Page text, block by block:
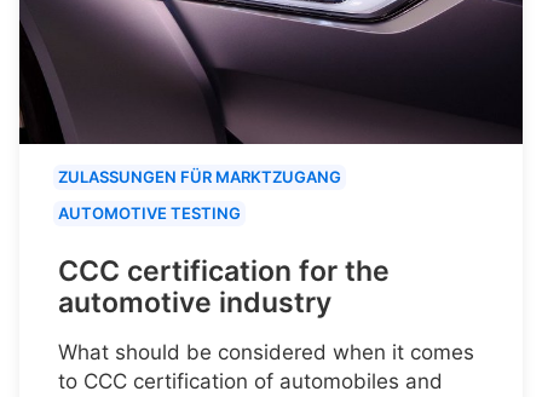
ZULASSUNGEN FÜR MARKTZUGANG
AUTOMOTIVE TESTING
CCC certification for the
automotive industry
What should be considered when it comes
to CCC certification of automobiles and